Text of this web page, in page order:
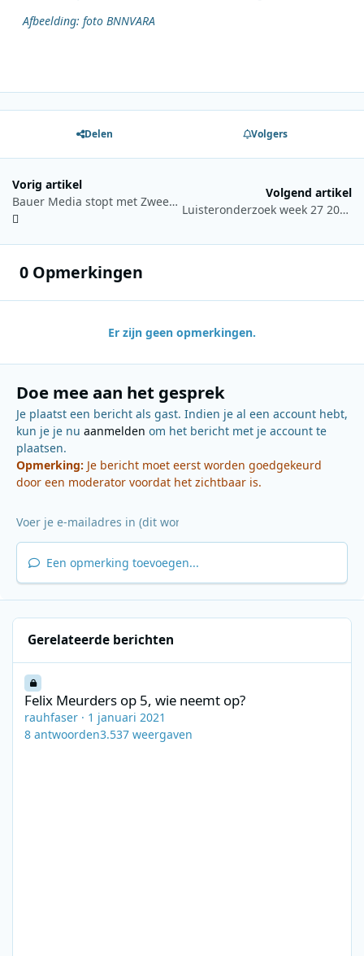
Afbeelding: foto BNNVARA
Delen Volgers
Vorig artikel
Bauer Media stopt met Zweedse lokale zender Gold FM
Volgend artikel
Luisteronderzoek week 27 2026: Radio 538 stijgt flink dankzij de 90’s Top 1000
0 Opmerkingen
Er zijn geen opmerkingen.
Doe mee aan het gesprek
Je plaatst een bericht als gast. Indien je al een account hebt,
kun je je nu aanmelden om het bericht met je account te
plaatsen.
Opmerking: Je bericht moet eerst worden goedgekeurd
door een moderator voordat het zichtbaar is.
Een opmerking toevoegen...
Gerelateerde berichten
Felix Meurders op 5, wie neemt op?
rauhfaser · 1 januari 2021
8 antwoorden3.537 weergaven